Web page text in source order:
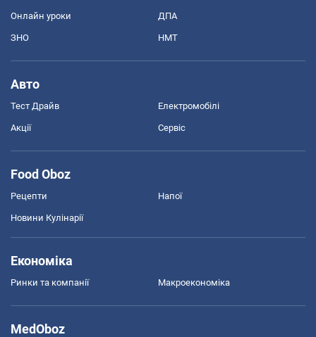
Онлайн уроки ДПА
ЗНО НМТ
Авто
Тест Драйв Електромобілі
Акції Сервіс
Food Oboz
Рецепти Напої
Новини Кулінарії
Економіка
Ринки та компанії Макроекономіка
MedOboz